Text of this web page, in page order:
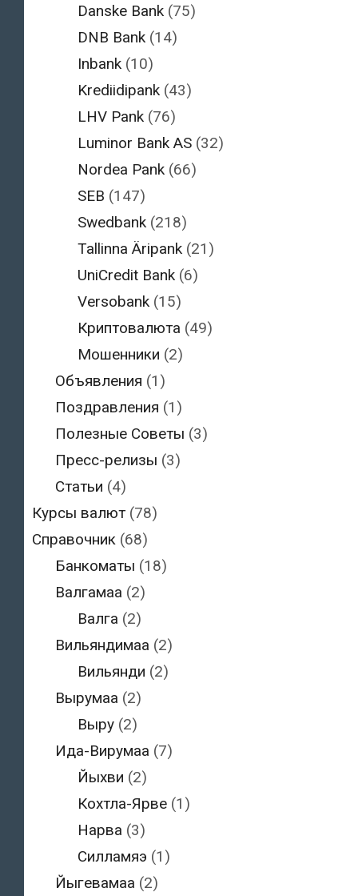
Danske Bank (75)
DNB Bank (14)
Inbank (10)
Krediidipank (43)
LHV Pank (76)
Luminor Bank AS (32)
Nordea Pank (66)
SEB (147)
Swedbank (218)
Tallinna Äripank (21)
UniCredit Bank (6)
Versobank (15)
Криптовалюта (49)
Мошенники (2)
Объявления (1)
Поздравления (1)
Полезные Советы (3)
Пресс-релизы (3)
Статьи (4)
Курсы валют (78)
Справочник (68)
Банкоматы (18)
Валгамаа (2)
Валга (2)
Вильяндимаа (2)
Вильянди (2)
Вырумаа (2)
Выру (2)
Ида-Вирумаа (7)
Йыхви (2)
Кохтла-Ярве (1)
Нарва (3)
Силламяэ (1)
Йыгевамаа (2)